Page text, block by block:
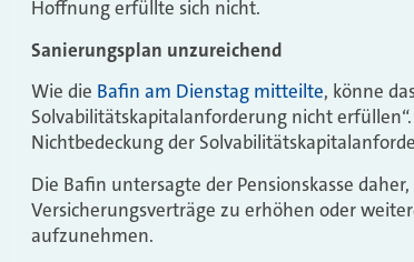
Hoffnung erfüllte sich nicht.
Sanierungsplan unzureichend
Wie die Bafin am Dienstag mitteilte, könne
Solvabilitätskapitalanforderung nicht
Nichtbedeckung der
Die Bafin untersagte der Pensionskasse
Versicherungsverträge zu erhöhen oder
aufzunehmen.